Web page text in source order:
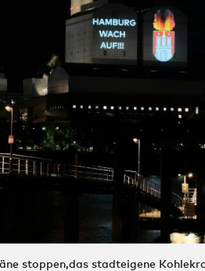
stoppen,das stadteigene